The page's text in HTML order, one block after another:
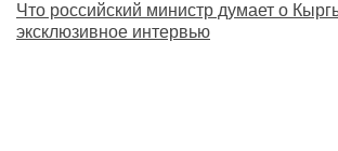
Что российский министр думает о
эксклюзивное интервью